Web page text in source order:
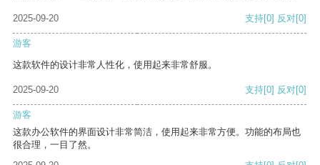
2025-09-20 支持[0] 反对[0]
游客
这款软件的设计非常人性化，使用起来非常舒服。
2025-09-20 支持[0] 反对[0]
游客
这款办公软件的界面设计非常简洁，使用起来非常方便。功能的布局也
很合理，一目了然。